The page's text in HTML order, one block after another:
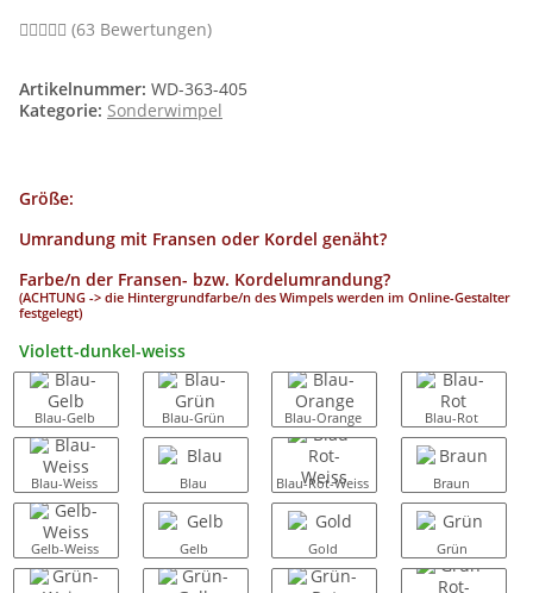
(63 Bewertungen)
Artikelnummer: WD-363-405
Kategorie: Sonderwimpel
Größe:
Umrandung mit Fransen oder Kordel genäht?
Farbe/n der Fransen- bzw. Kordelumrandung?
(ACHTUNG -> die Hintergrundfarbe/n des Wimpels werden im Online-Gestalter
festgelegt)
Violett-dunkel-weiss
Blau-Gelb Blau-Grün Blau-Orange Blau-Rot
Blau-Weiss Blau Blau-Rot-Weiss Braun
Gelb-Weiss Gelb Gold Grün